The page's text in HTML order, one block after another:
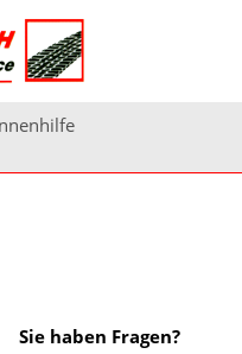
Sie haben Fragen?